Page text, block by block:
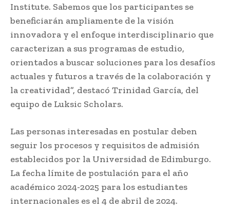
Institute. Sabemos que los participantes se
beneficiarán ampliamente de la visión
innovadora y el enfoque interdisciplinario que
caracterizan a sus programas de estudio,
orientados a buscar soluciones para los desafíos
actuales y futuros a través de la colaboración y
la creatividad”, destacó Trinidad García, del
equipo de Luksic Scholars.
Las personas interesadas en postular deben
seguir los procesos y requisitos de admisión
establecidos por la Universidad de Edimburgo.
La fecha límite de postulación para el año
académico 2024-2025 para los estudiantes
internacionales es el 4 de abril de 2024.